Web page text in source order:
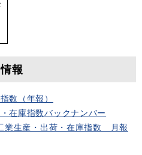
報
数（年報）
在庫指数バックナンバー
業生産・出荷・在庫指数 月報